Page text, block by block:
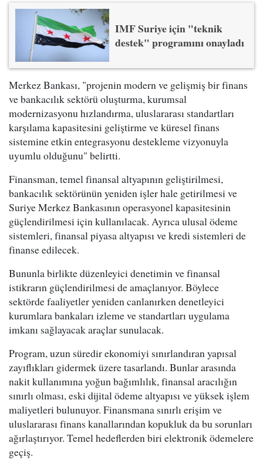
IMF Suriye için "teknik
destek" programını onayladı
Merkez Bankası, "projenin modern ve gelişmiş bir finans
ve bankacılık sektörü oluşturma, kurumsal
modernizasyonu hızlandırma, uluslararası standartları
karşılama kapasitesini geliştirme ve küresel finans
sistemine etkin entegrasyonu destekleme vizyonuyla
uyumlu olduğunu" belirtti.
Finansman, temel finansal altyapının geliştirilmesi,
bankacılık sektörünün yeniden işler hale getirilmesi ve
Suriye Merkez Bankasının operasyonel kapasitesinin
güçlendirilmesi için kullanılacak. Ayrıca ulusal ödeme
sistemleri, finansal piyasa altyapısı ve kredi sistemleri de
finanse edilecek.
Bununla birlikte düzenleyici denetimin ve finansal
istikrarın güçlendirilmesi de amaçlanıyor. Böylece
sektörde faaliyetler yeniden canlanırken denetleyici
kurumlara bankaları izleme ve standartları uygulama
imkanı sağlayacak araçlar sunulacak.
Program, uzun süredir ekonomiyi sınırlandıran yapısal
zayıflıkları gidermek üzere tasarlandı. Bunlar arasında
nakit kullanımına yoğun bağımlılık, finansal aracılığın
sınırlı olması, eski dijital ödeme altyapısı ve yüksek işlem
maliyetleri bulunuyor. Finansmana sınırlı erişim ve
uluslararası finans kanallarından kopukluk da bu sorunları
ağırlaştırıyor. Temel hedeflerden biri elektronik ödemelere
geçiş.